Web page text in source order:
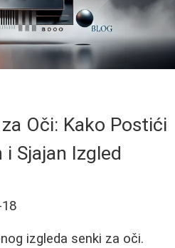
Oči: Kako Postići
i Sjajan Izgled
izgleda senki za oči.